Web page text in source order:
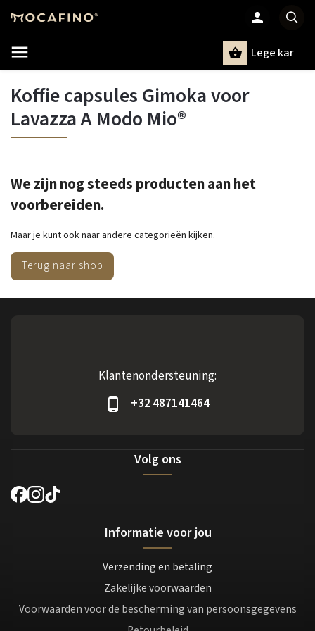
Lege kar
Koffie capsules Gimoka voor
Lavazza A Modo Mio®
We zijn nog steeds producten aan het
voorbereiden.
Maar je kunt ook naar andere categorieën kijken.
Terug naar shop
Klantenondersteuning:
+32 487141464
Volg ons
Informatie voor jou
Verzending en betaling
Zakelijke voorwaarden
Voorwaarden voor de bescherming van persoonsgegevens